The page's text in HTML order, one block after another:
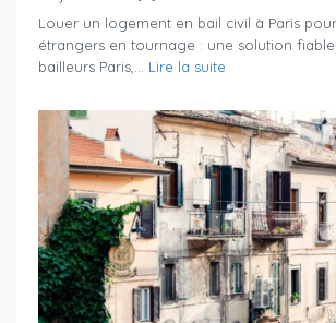
Louer un logement en bail civil à Paris
étrangers en tournage : une solution
bailleurs Paris,... Lire la suite